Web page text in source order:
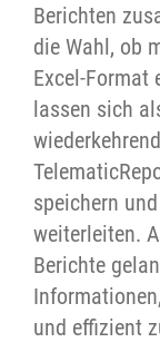
Berichten
die Wahl, ob
Excel-Format
lassen sich
speichern
weiterleiten.
Berichte
und effizient